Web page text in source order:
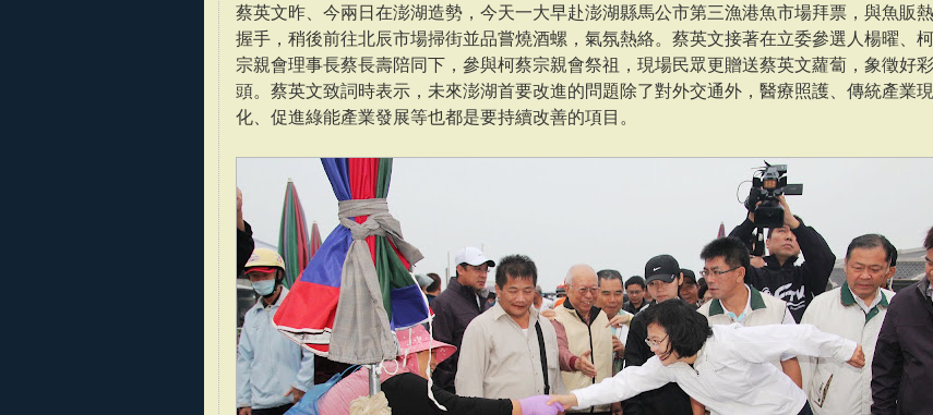
蔡英文昨、今兩日在澎湖造勢，今天一大早赴澎湖縣馬公市第三漁港魚市場拜票，與魚販
握手，稍後前往北辰市場掃街並品嘗燒酒螺，氣氛熱絡。蔡英文接著在立委參選人楊曜、
宗親會理事長蔡長壽陪同下，參與柯蔡宗親會祭祖，現場民眾更贈送蔡英文蘿蔔，象徵好彩
頭。蔡英文致詞時表示，未來澎湖首要改進的問題除了對外交通外，醫療照護、傳統產業
化、促進綠能產業發展等也都是要持續改善的項目。